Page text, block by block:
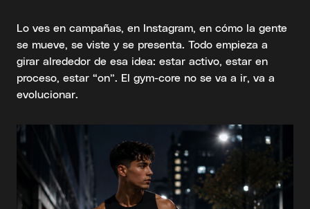
Lo ves en campañas, en Instagram, en cómo la gente
se mueve, se viste y se presenta. Todo empieza a
girar alrededor de esa idea: estar activo, estar en
proceso, estar “on”. El gym-core no se va a ir, va a
evolucionar.